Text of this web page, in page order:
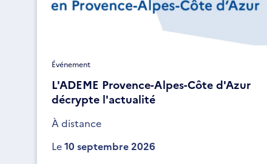
Événement
L'ADEME Provence-Alpes-Côte d'Azur
décrypte l'actualité
À distance
Le10 septembre 2026